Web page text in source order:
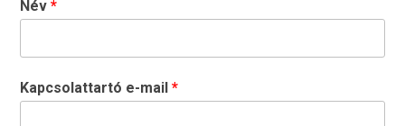
Név
Kapcsolattartó e-mail